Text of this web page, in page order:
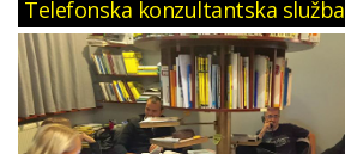
Telefonska konzultantska služba